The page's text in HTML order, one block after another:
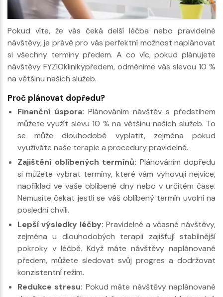
Pokud víte, že vás čeká delší léčba nebo pravidelné
návštěvy, je právě pro vás perfektní možnost naplánovat
si všechny termíny předem. A co víc, pokud plánujete
návštěvy FYZIOklinikypředem, odměníme vás slevou 10 %
na většinu našich služeb.
Proč plánovat dopředu?
Finanční úspora: Plánováním návštěv s předstihem
můžete využít slevu 10 % na většinu našich služeb. To
se může dlouhodobě vyplatit, zejména pokud
využíváte naše terapie a procedury pravidelně.
Zajištění oblíbených termínů: Plánováním dopředu
si můžete vybrat termíny, které vám vyhovují nejvíce,
například ve vaše oblíbené dny nebo v určitém čase.
Nemusíte čekat jestli se váš oblíbený termín uvolní na
poslední chvíli.
Lepší výsledky léčby: Pravidelné a včasné návštěvy,
zejména u dlouhodobých terapií zajišťují stabilnější
pokroky v léčbě. Když máte návštěvy naplánované
předem, můžete sledovat svůj progres a dodržovat
konzistentní režim.
Redukce stresu: Pokud máte návštěvy naplánované